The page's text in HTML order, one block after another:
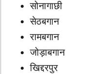
सोनागाछी
सेठबगान
रामबगान
जोड़ाबगान
खिद्दरपुर